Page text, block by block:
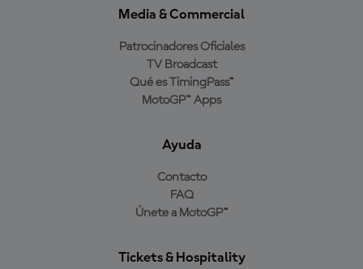
Media & Commercial
Patrocinadores Oficiales
TV Broadcast
Qué es TimingPass™
MotoGP™ Apps
Ayuda
Contacto
FAQ
Únete a MotoGP™
Tickets & Hospitality